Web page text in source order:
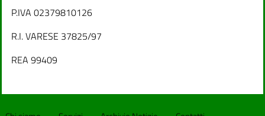
P.IVA 02379810126
R.I. VARESE 37825/97
REA 99409